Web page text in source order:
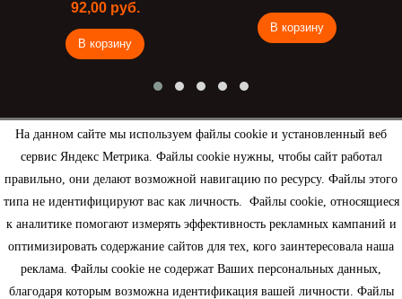
На данном сайте мы используем файлы cookie и установленный веб
сервис Яндекс Метрика. Файлы cookie нужны, чтобы сайт работал
правильно, они делают возможной навигацию по ресурсу. Файлы этого
типа не идентифицируют вас как личность. Файлы cookie, относящиеся
к аналитике помогают измерять эффективность рекламных кампаний и
оптимизировать содержание сайтов для тех, кого заинтересовала наша
реклама. Файлы cookie не содержат Ваших персональных данных,
благодаря которым возможна идентификация вашей личности. Файлы
92,00 руб.
В корзину
В корзину
Рассылка
Информация